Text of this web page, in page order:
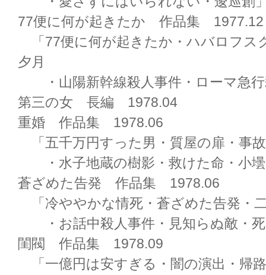
77便に何が起きたか 作品集 1977.12
「77便に何が起きたか・ハバロフス
夕月
・山陽新幹線殺人事件・ローマ急行
第三の女 長編 1978.04
重婚 作品集 1978.06
「五千万円すった男・質屋の扉・事
・水子地蔵の樹影・救けた命・小壜
蒼ざめた告発 作品集 1978.06
「冷ややかな情死・蒼ざめた告発・
・お話中殺人事件・見知らぬ敵・死
閨閥 作品集 1978.09
「一億円は安すぎる・闇の演出・帰路